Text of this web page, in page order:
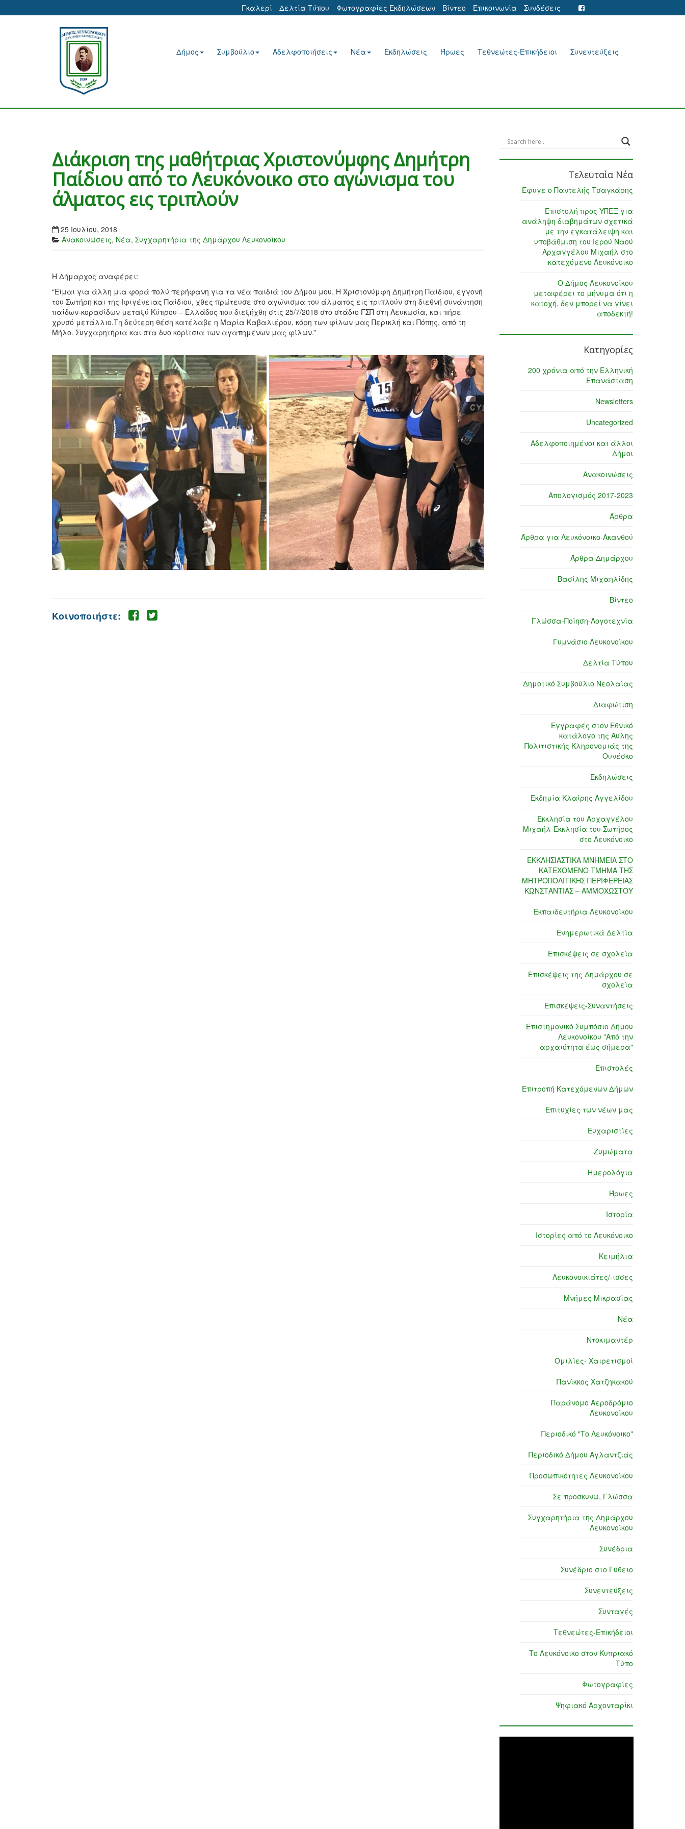
Γκαλερί Δελτία Τύπου Φωτογραφίες Εκδηλώσεων Βίντεο Επικοινωνία Συνδέσεις
Δήμος Συμβούλιο Αδελφοποιήσεις Νέα Εκδηλώσεις Ήρωες Τεθνεώτες-Επικήδειοι Συνεντεύξεις
Διάκριση της μαθήτριας Χριστονύμφης Δημήτρη
Παίδιου από το Λευκόνοικο στο αγώνισμα του
άλματος εις τριπλούν
25 Ιουλίου, 2018
Ανακοινώσεις, Νέα, Συγχαρητήρια της Δημάρχου Λευκονοίκου
Η Δήμαρχος αναφέρει:
“Είμαι για άλλη μια φορά πολύ περήφανη για τα νέα παιδιά του Δήμου μου. Η Χριστονύμφη Δημήτρη Παίδιου, εγγονή
του Σωτήρη και της Ιφιγένειας Παίδιου, χθες πρώτευσε στο αγώνισμα του άλματος εις τριπλούν στη διεθνή συνάντηση
παίδων-κορασίδων μεταξύ Κύπρου – Ελλάδος που διεξήχθη στις 25/7/2018 στο στάδιο ΓΣΠ στη Λευκωσία, και πήρε
χρυσό μετάλλιο.Τη δεύτερη θέση κατέλαβε η Μαρία Καβαλιέρου, κόρη των φίλων μας Περικλή και Πόπης, από τη
Μήλο. Συγχαρητήρια και στα δυο κορίτσια των αγαπημένων μας φίλων.”
Κοινοποιήστε:
Τελευταία Νέα
Έφυγε ο Παντελής Τσαγκάρης
Επιστολή προς ΥΠΕΞ για
ανάληψη διαβημάτων σχετικά
με την εγκατάλειψη και
υποβάθμιση του Ιερού Ναού
Αρχαγγέλου Μιχαήλ στο
κατεχόμενο Λευκόνοικο
Ο Δήμος Λευκονοίκου
μεταφέρει το μήνυμα ότι η
κατοχή, δεν μπορεί να γίνει
αποδεκτή!
Κατηγορίες
200 χρόνια από την Ελληνική
Επανάσταση
Newsletters
Uncategorized
Αδελφοποιημένοι και άλλοι
Δήμοι
Ανακοινώσεις
Απολογισμός 2017-2023
Άρθρα
Άρθρα για Λευκόνοικο-Ακανθού
Άρθρα Δημάρχου
Βασίλης Μιχαηλίδης
Βίντεο
Γλώσσα-Ποίηση-Λογοτεχνία
Γυμνάσιο Λευκονοίκου
Δελτία Τύπου
Δημοτικό Συμβούλιο Νεολαίας
Διαφώτιση
Εγγραφές στον Εθνικό
κατάλογο της Άυλης
Πολιτιστικής Κληρονομιάς της
Ουνέσκο
Εκδηλώσεις
Εκδημία Κλαίρης Αγγελίδου
Εκκλησία του Αρχαγγέλου
Μιχαήλ-Εκκλησία του Σωτήρος
στο Λευκόνοικο
ΕΚΚΛΗΣΙΑΣΤΙΚΑ ΜΝΗΜΕΙΑ ΣΤΟ
ΚΑΤΕΧΟΜΕΝΟ ΤΜΗΜΑ ΤΗΣ
ΜΗΤΡΟΠΟΛΙΤΙΚΗΣ ΠΕΡΙΦΕΡΕΙΑΣ
ΚΩΝΣΤΑΝΤΙΑΣ – ΑΜΜΟΧΩΣΤΟΥ
Εκπαιδευτήρια Λευκονοίκου
Ενημερωτικά Δελτία
Επισκέψεις σε σχολεία
Επισκέψεις της Δημάρχου σε
σχολεία
Επισκέψεις-Συναντήσεις
Επιστημονικό Συμπόσιο Δήμου
Λευκονοίκου "Από την
αρχαιότητα έως σήμερα"
Επιστολές
Επιτροπή Κατεχόμενων Δήμων
Επιτυχίες των νέων μας
Ευχαριστίες
Ζυμώματα
Ημερολόγια
Ήρωες
Ιστορία
Ιστορίες από το Λευκόνοικο
Κειμήλια
Λευκονοικιάτες/-ισσες
Μνήμες Μικρασίας
Νέα
Ντοκιμαντέρ
Ομιλίες- Χαιρετισμοί
Πανίκκος Χατζηκακού
Παράνομο Αεροδρόμιο
Λευκονοίκου
Περιοδικό "Το Λευκόνοικο"
Περιοδικό Δήμου Αγλαντζιάς
Προσωπικότητες Λευκονοίκου
Σε προσκυνώ, Γλώσσα
Συγχαρητήρια της Δημάρχου
Λευκονοίκου
Συνέδρια
Συνέδριο στο Γύθειο
Συνεντεύξεις
Συνταγές
Τεθνεώτες-Επικήδειοι
Το Λευκόνοικο στον Κυπριακό
Τύπο
Φωτογραφίες
Ψηφιακό Αρχονταρίκι